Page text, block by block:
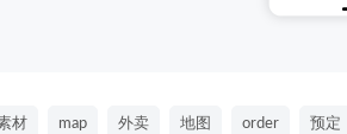
材 map 外卖 地图 order 预定